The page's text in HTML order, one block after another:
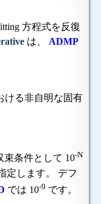
方程式を反復
は、 ADMP
ける非自明な固有
束条件として 10-N
定します。 デフ
では 10-9 です。